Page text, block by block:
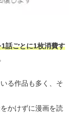
話ごとに1枚消費す
る作品も多く、そ
かけずに漫画を読